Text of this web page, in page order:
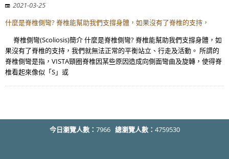
2021-03-25
什麼是脊椎側彎? 脊椎能幫助我們支撐身體，如果沒有了脊椎的支持，
脊椎側彎(Scoliosis)簡介 什麼是脊椎側彎? 脊椎能幫助我們支撐身體，如
果沒有了脊椎的支持，我們就無法正常的平衡站立、行走及活動。 所謂的
脊椎側彎是指，VISTA頸圈脊椎因某些原因造成向側面彎曲及旋轉，使得脊
椎看起來像似「S」或
今日瀏覽人數： 7966 總瀏覽人數： 4759530